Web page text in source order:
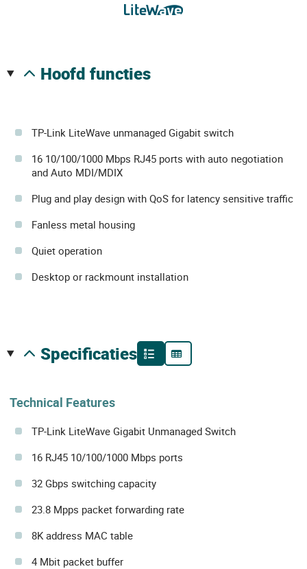
hoofd functies
TP-Link LiteWave unmanaged Gigabit switch
16 10/100/1000 Mbps RJ45 ports with auto negotiation
and Auto MDI/MDIX
Plug and play design with QoS for latency sensitive traffic
Fanless metal housing
Quiet operation
Desktop or rackmount installation
specificaties
Technical Features
TP-Link LiteWave Gigabit Unmanaged Switch
16 RJ45 10/100/1000 Mbps ports
32 Gbps switching capacity
23.8 Mpps packet forwarding rate
8K address MAC table
4 Mbit packet buffer